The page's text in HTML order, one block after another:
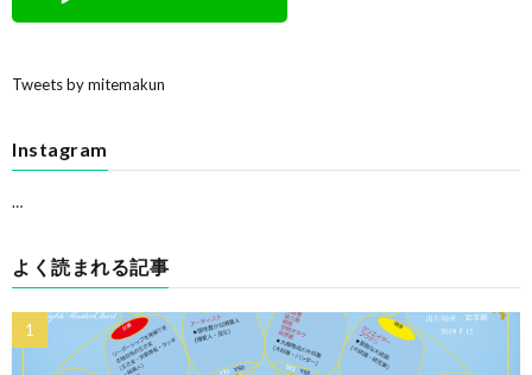
Tweets by mitemakun
Instagram
…
よく読まれる記事